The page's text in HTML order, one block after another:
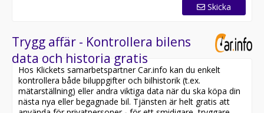
Skicka
Trygg affär - Kontrollera bilens
data och historia gratis
Hos Klickets samarbetspartner Car.info kan du enkelt
kontrollera både biluppgifter och bilhistorik (t.ex.
mätarställning) eller andra viktiga data när du ska köpa din
nästa nya eller begagnade bil. Tjänsten är helt gratis att